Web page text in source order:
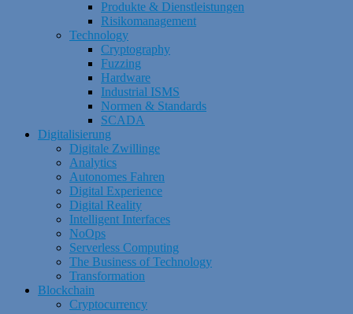
Produkte & Dienstleistungen
Risikomanagement
Technology
Cryptography
Fuzzing
Hardware
Industrial ISMS
Normen & Standards
SCADA
Digitalisierung
Digitale Zwillinge
Analytics
Autonomes Fahren
Digital Experience
Digital Reality
Intelligent Interfaces
NoOps
Serverless Computing
The Business of Technology
Transformation
Blockchain
Cryptocurrency